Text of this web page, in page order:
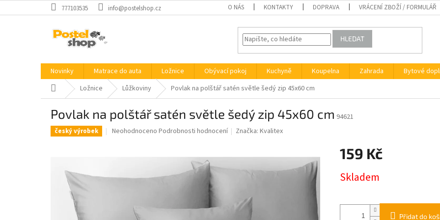
na
777103535 info@postelshop.cz O NÁS KONTAKTY DOPRAVA VRÁCENÍ ZBOŽÍ / FORMULÁŘ
HLEDAT
Novinky Matrace do auta Ložnice Obývací pokoj Kuchyně Koupelna Zahrada Bytové
Domů Ložnice Lůžkoviny Povlak na polštář satén světle šedý zip 45x60 cm
Povlak na polštář satén světle šedý zip 45x60 cm 94621
český výrobek
Průměrné
z
Neohodnoceno Podrobnosti hodnocení Značka:Kvalitex
159 Kč
cena:
Skladem
Přidat do